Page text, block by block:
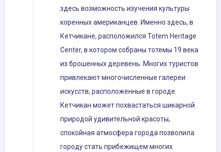
здесь возможность изучения культуры
коренных американцев. Именно здесь, в
Кетчикане, расположился Totem Heritage
Center, в котором собраны тотемы 19 века
из брошенных деревень. Многих туристов
привлекают многочисленные галереи
искусств, расположенные в городе.
Кетчикан может похвастаться шикарной
природой удивительной красоты,
спокойная атмосфера города позволила
городу стать прибежищем многих